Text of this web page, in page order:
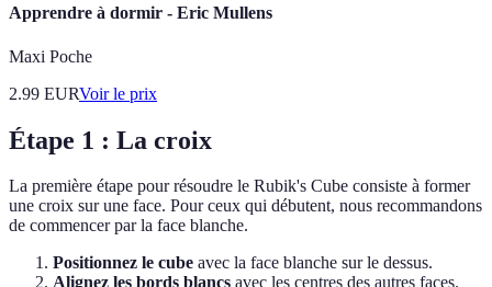
Apprendre à dormir - Eric Mullens
Maxi Poche
2.99 EURVoir le prix
Étape 1 : La croix
La première étape pour résoudre le Rubik's Cube consiste à former
une croix sur une face. Pour ceux qui débutent, nous recommandons
de commencer par la face blanche.
Positionnez le cube avec la face blanche sur le dessus.
Alignez les bords blancs avec les centres des autres faces.